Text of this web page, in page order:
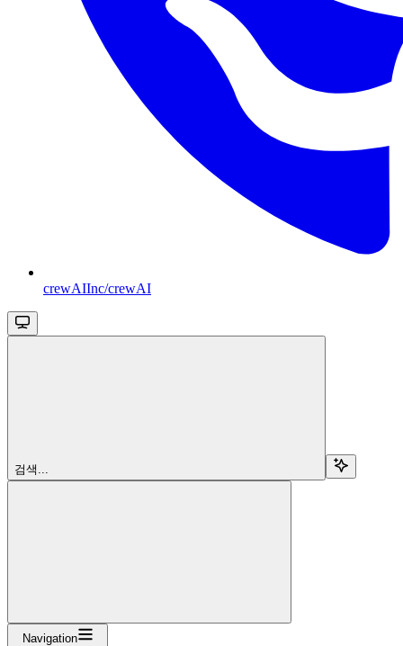
crewAIInc/crewAI
검색...
Navigation